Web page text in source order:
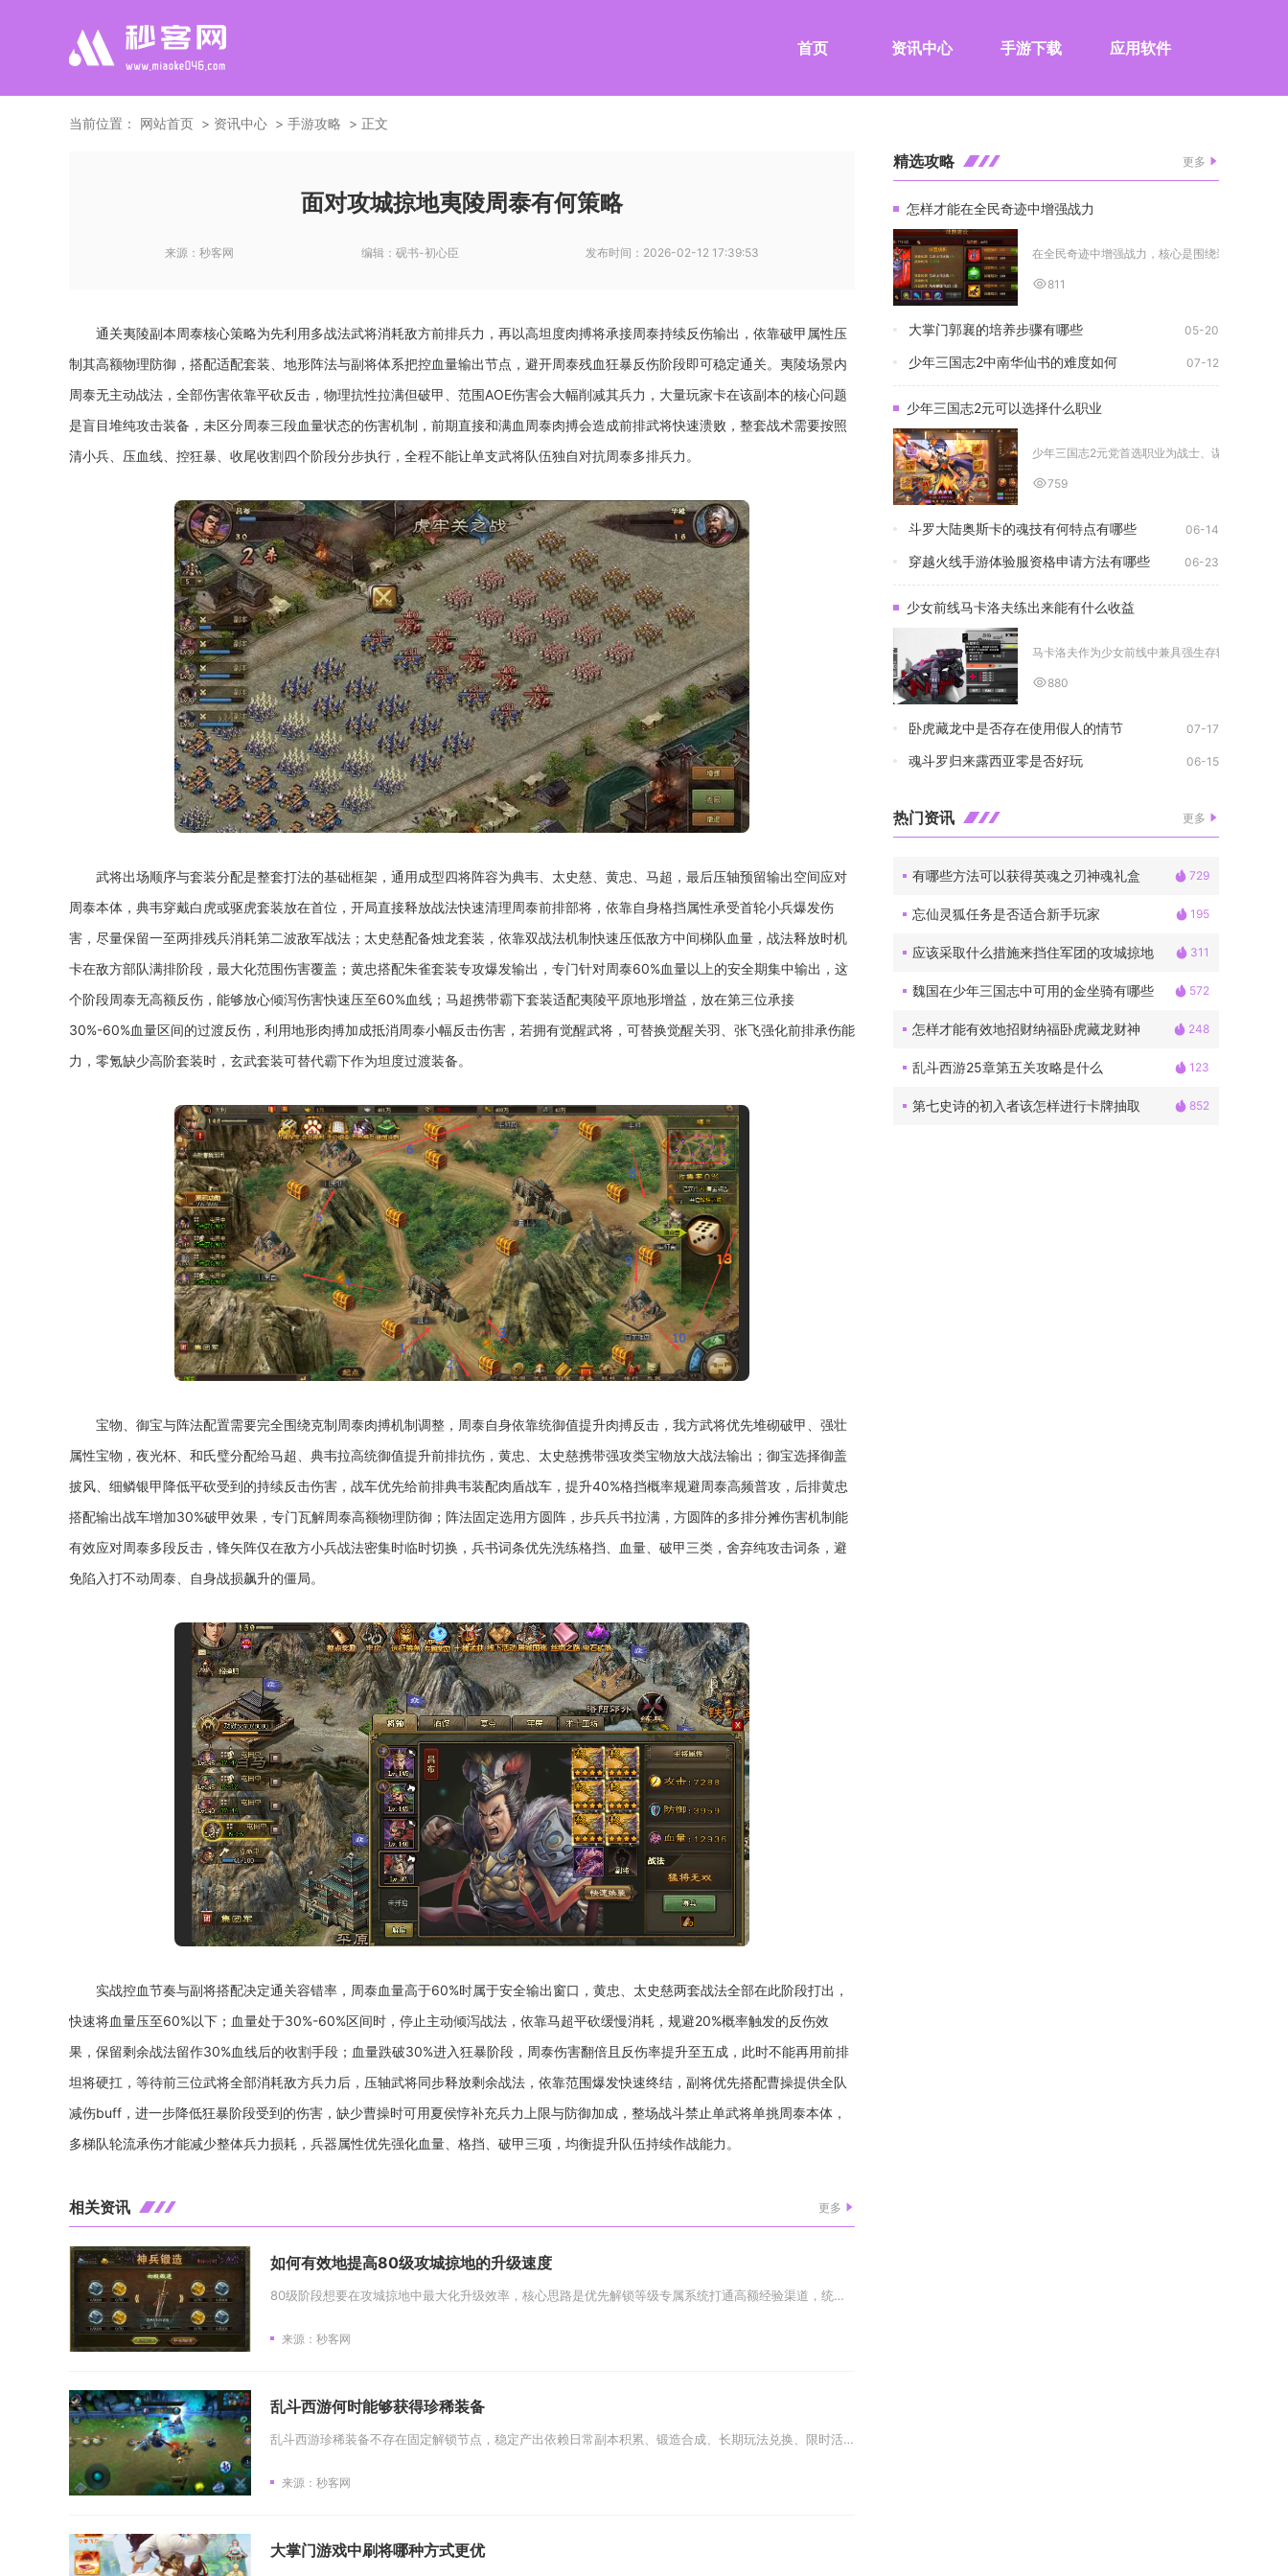
首页 资讯中心 手游下载 应用软件
当前位置： 网站首页 资讯中心 手游攻略 正文
面对攻城掠地夷陵周泰有何策略
来源： 秒客网 编辑： 砚书-初心臣 发布时间： 2026-02-12 17:39:53
通关夷陵副本周泰核心策略为先利用多战法武将消耗敌方前排兵力，再以高坦度肉搏将承接周泰持续反伤输出，依靠破甲属性压
制其高额物理防御，搭配适配套装、地形阵法与副将体系把控血量输出节点，避开周泰残血狂暴反伤阶段即可稳定通关。夷陵场景内
周泰无主动战法，全部伤害依靠平砍反击，物理抗性拉满但破甲、范围AOE伤害会大幅削减其兵力，大量玩家卡在该副本的核心问题
是盲目堆纯攻击装备，未区分周泰三段血量状态的伤害机制，前期直接和满血周泰肉搏会造成前排武将快速溃败，整套战术需要按照
清小兵、压血线、控狂暴、收尾收割四个阶段分步执行，全程不能让单支武将队伍独自对抗周泰多排兵力。
武将出场顺序与套装分配是整套打法的基础框架，通用成型四将阵容为典韦、太史慈、黄忠、马超，最后压轴预留输出空间应对
周泰本体，典韦穿戴白虎或驱虎套装放在首位，开局直接释放战法快速清理周泰前排部将，依靠自身格挡属性承受首轮小兵爆发伤
害，尽量保留一至两排残兵消耗第二波敌军战法；太史慈配备烛龙套装，依靠双战法机制快速压低敌方中间梯队血量，战法释放时机
卡在敌方部队满排阶段，最大化范围伤害覆盖；黄忠搭配朱雀套装专攻爆发输出，专门针对周泰60%血量以上的安全期集中输出，这
个阶段周泰无高额反伤，能够放心倾泻伤害快速压至60%血线；马超携带霸下套装适配夷陵平原地形增益，放在第三位承接
30%-60%血量区间的过渡反伤，利用地形肉搏加成抵消周泰小幅反击伤害，若拥有觉醒武将，可替换觉醒关羽、张飞强化前排承伤能
力，零氪缺少高阶套装时，玄武套装可替代霸下作为坦度过渡装备。
宝物、御宝与阵法配置需要完全围绕克制周泰肉搏机制调整，周泰自身依靠统御值提升肉搏反击，我方武将优先堆砌破甲、强壮
属性宝物，夜光杯、和氏璧分配给马超、典韦拉高统御值提升前排抗伤，黄忠、太史慈携带强攻类宝物放大战法输出；御宝选择御盖
披风、细鳞银甲降低平砍受到的持续反击伤害，战车优先给前排典韦装配肉盾战车，提升40%格挡概率规避周泰高频普攻，后排黄忠
搭配输出战车增加30%破甲效果，专门瓦解周泰高额物理防御；阵法固定选用方圆阵，步兵兵书拉满，方圆阵的多排分摊伤害机制能
有效应对周泰多段反击，锋矢阵仅在敌方小兵战法密集时临时切换，兵书词条优先洗练格挡、血量、破甲三类，舍弃纯攻击词条，避
免陷入打不动周泰、自身战损飙升的僵局。
实战控血节奏与副将搭配决定通关容错率，周泰血量高于60%时属于安全输出窗口，黄忠、太史慈两套战法全部在此阶段打出，
快速将血量压至60%以下；血量处于30%-60%区间时，停止主动倾泻战法，依靠马超平砍缓慢消耗，规避20%概率触发的反伤效
果，保留剩余战法留作30%血线后的收割手段；血量跌破30%进入狂暴阶段，周泰伤害翻倍且反伤率提升至五成，此时不能再用前排
坦将硬扛，等待前三位武将全部消耗敌方兵力后，压轴武将同步释放剩余战法，依靠范围爆发快速终结，副将优先搭配曹操提供全队
减伤buff，进一步降低狂暴阶段受到的伤害，缺少曹操时可用夏侯惇补充兵力上限与防御加成，整场战斗禁止单武将单挑周泰本体，
多梯队轮流承伤才能减少整体兵力损耗，兵器属性优先强化血量、格挡、破甲三项，均衡提升队伍持续作战能力。
相关资讯 更多
如何有效地提高80级攻城掠地的升级速度
80级阶段想要在攻城掠地中最大化升级效率，核心思路是优先解锁等级专属系统打通高额经验渠道，统筹功勋、国战、副本、牢房四大...
来源：秒客网
乱斗西游何时能够获得珍稀装备
乱斗西游珍稀装备不存在固定解锁节点，稳定产出依赖日常副本积累、锻造合成、长期玩法兑换、限时活动抽奖四大渠道同步推进，坚持...
来源：秒客网
大掌门游戏中刷将哪种方式更优
精选攻略 更多
怎样才能在全民奇迹中增强战力
在全民奇迹中增强战力，核心是围绕装备养成、
811
大掌门郭襄的培养步骤有哪些 05-20
少年三国志2中南华仙书的难度如何 07-12
少年三国志2元可以选择什么职业
少年三国志2元党首选职业为战士、谋士，次选刺
759
斗罗大陆奥斯卡的魂技有何特点有哪些 06-14
穿越火线手游体验服资格申请方法有哪些 06-23
少女前线马卡洛夫练出来能有什么收益
马卡洛夫作为少女前线中兼具强生存辅助与属性
880
卧虎藏龙中是否存在使用假人的情节 07-17
魂斗罗归来露西亚零是否好玩 06-15
热门资讯 更多
有哪些方法可以获得英魂之刃神魂礼盒 729
忘仙灵狐任务是否适合新手玩家 195
应该采取什么措施来挡住军团的攻城掠地 311
魏国在少年三国志中可用的金坐骑有哪些 572
怎样才能有效地招财纳福卧虎藏龙财神 248
乱斗西游25章第五关攻略是什么 123
第七史诗的初入者该怎样进行卡牌抽取 852